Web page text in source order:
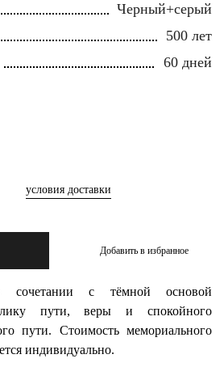
Черный+серый
500 лет
60 дней
условия доставки
Добавить в избранное
сочетании с тёмной основой
пути, веры и спокойного
пути. Стоимость мемориального
индивидуально.